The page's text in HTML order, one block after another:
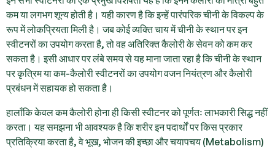
कम या लगभग शून्य होती है। यही कारण है कि इन्हें पारंपरिक चीनी के विकल्प के
रूप में लोकप्रियता मिली है। जब कोई व्यक्ति चाय में चीनी के स्थान पर इन
स्वीटनरों का उपयोग करता है, तो वह अतिरिक्त कैलोरी के सेवन को कम कर
सकता है। इसी आधार पर लंबे समय से यह माना जाता रहा है कि चीनी के स्थान
पर कृत्रिम या कम-कैलोरी स्वीटनरों का उपयोग वजन नियंत्रण और कैलोरी
प्रबंधन में सहायक हो सकता है।
हालाँकि केवल कम कैलोरी होना ही किसी स्वीटनर को पूर्णतः लाभकारी सिद्ध नहीं
करता। यह समझना भी आवश्यक है कि शरीर इन पदार्थों पर किस प्रकार
प्रतिक्रिया करता है, वे भूख, भोजन की इच्छा और चयापचय (Metabolism)